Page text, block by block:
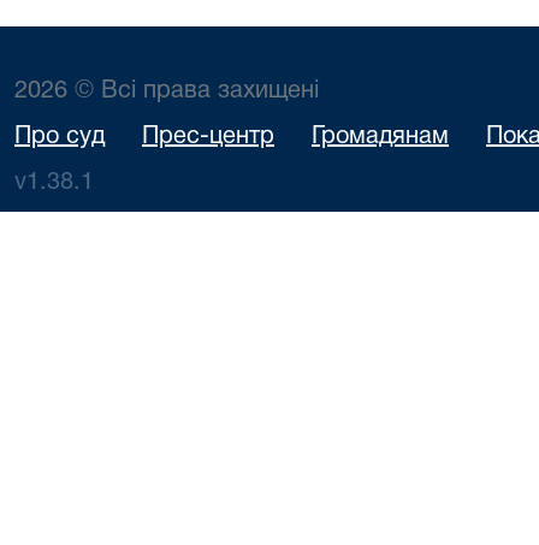
2026 © Всі права захищені
Про суд Прес-центр Громадянам
v1.38.1